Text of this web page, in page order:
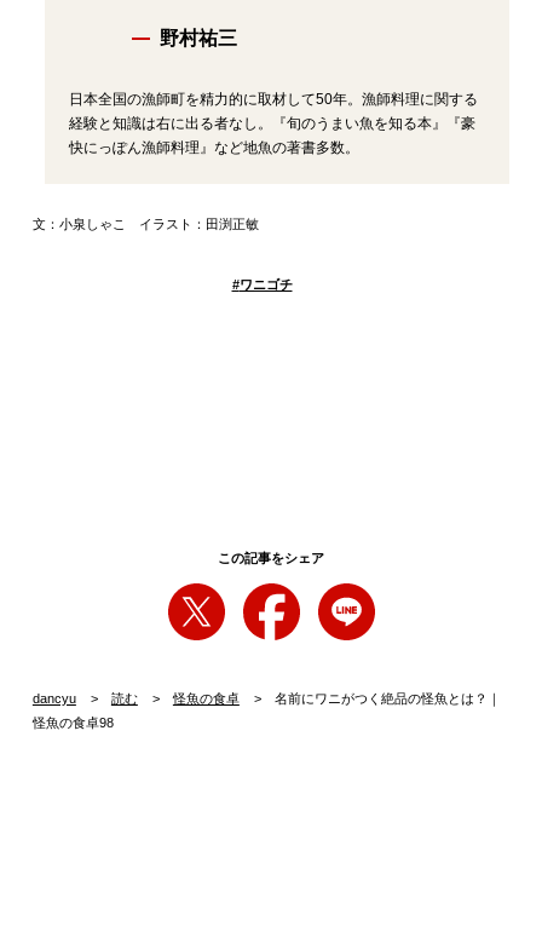
野村祐三
日本全国の漁師町を精力的に取材して50年。漁師料理に関する
経験と知識は右に出る者なし。『旬のうまい魚を知る本』『豪
快にっぽん漁師料理』など地魚の著書多数。
文：小泉しゃこ イラスト：田渕正敏
#ワニゴチ
この記事をシェア
dancyu 読む 怪魚の食卓
名前にワニがつく絶品の怪魚とは？｜
怪魚の食卓98